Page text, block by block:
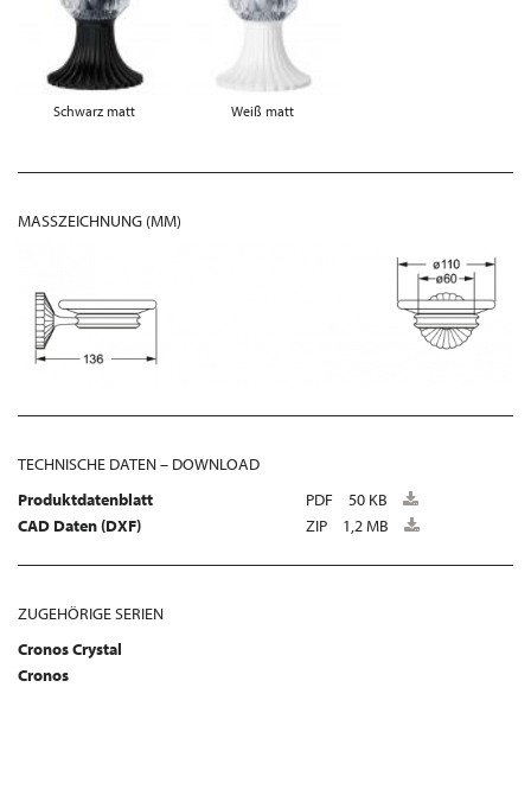
Schwarz matt Weiß matt
MASSZEICHNUNG (MM)
TECHNISCHE DATEN – DOWNLOAD
Produktdatenblatt
PDF
50 KB
CAD Daten (DXF)
ZIP 1,2 MB
ZUGEHÖRIGE SERIEN
Cronos Crystal
Cronos